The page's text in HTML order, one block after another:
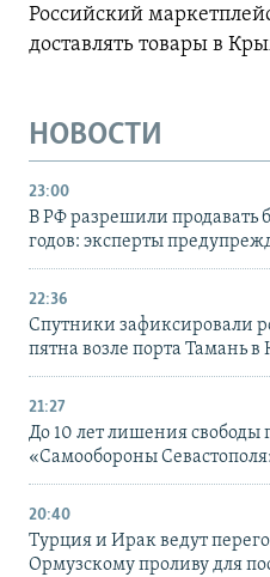
Российский
доставлять товары в
НОВОСТИ
23:00
В РФ разрешили продавать
годов: эксперты
22:36
Спутники зафиксировали
пятна возле порта Тамань
21:27
До 10 лет лишения свободы
«Самообороны
20:40
Турция и Ирак ведут
Ормузскому проливу для